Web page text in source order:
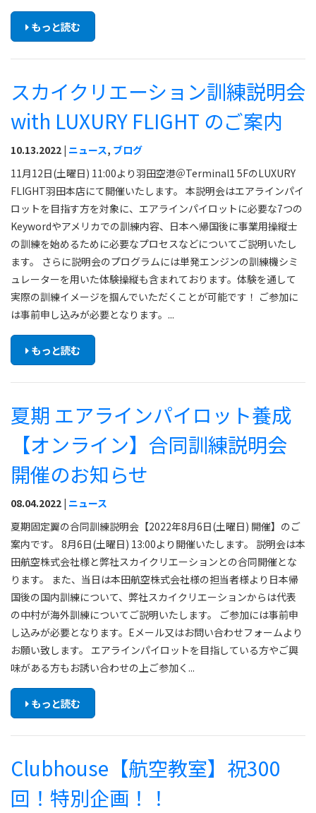
もっと読む
スカイクリエーション訓練説明会
with LUXURY FLIGHT のご案内
10.13.2022 | ニュース, ブログ
11月12日(土曜日) 11:00より羽田空港＠Terminal1 5FのLUXURY
FLIGHT羽田本店にて開催いたします。 本説明会はエアラインパイ
ロットを目指す方を対象に、エアラインパイロットに必要な7つの
Keywordやアメリカでの訓練内容、日本へ帰国後に事業用操縦士
の訓練を始めるために必要なプロセスなどについてご説明いたし
ます。 さらに説明会のプログラムには単発エンジンの訓練機シミ
ュレーターを用いた体験操縦も含まれております。体験を通して
実際の訓練イメージを掴んでいただくことが可能です！ ご参加に
は事前申し込みが必要となります。...
もっと読む
夏期 エアラインパイロット養成
【オンライン】合同訓練説明会
開催のお知らせ
08.04.2022 | ニュース
夏期固定翼の合同訓練説明会【2022年8月6日(土曜日) 開催】のご
案内です。 8月6日(土曜日) 13:00より開催いたします。 説明会は本
田航空株式会社様と弊社スカイクリエーションとの合同開催とな
ります。 また、当日は本田航空株式会社様の担当者様より日本帰
国後の国内訓練について、弊社スカイクリエーションからは代表
の中村が海外訓練についてご説明いたします。 ご参加には事前申
し込みが必要となります。Eメール又はお問い合わせフォームより
お願い致します。 エアラインパイロットを目指している方やご興
味がある方もお誘い合わせの上ご参加く...
もっと読む
Clubhouse【航空教室】祝300
回！特別企画！！